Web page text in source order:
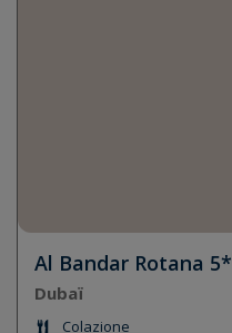
Al Bandar Rotana 5*
Dubaï
Colazione